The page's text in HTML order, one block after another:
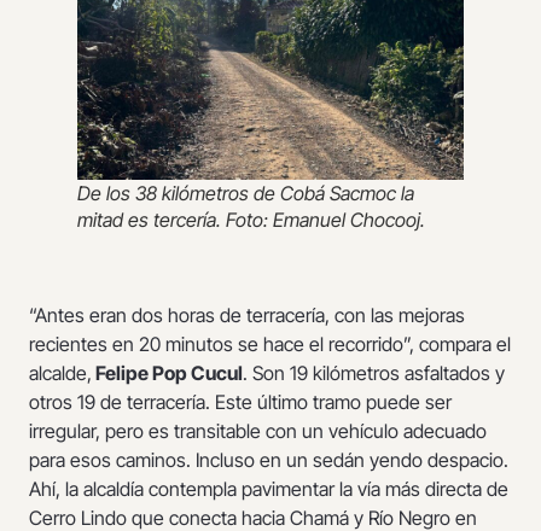
De los 38 kilómetros de Cobá Sacmoc la
mitad es tercería. Foto: Emanuel Chocooj.
“Antes eran dos horas de terracería, con las mejoras
recientes en 20 minutos se hace el recorrido”, compara el
alcalde, Felipe Pop Cucul. Son 19 kilómetros asfaltados y
otros 19 de terracería. Este último tramo puede ser
irregular, pero es transitable con un vehículo adecuado
para esos caminos. Incluso en un sedán yendo despacio.
Ahí, la alcaldía contempla pavimentar la vía más directa de
Cerro Lindo que conecta hacia Chamá y Río Negro en